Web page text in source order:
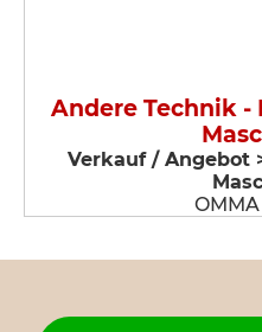
Andere Technik -
Verkauf / Angebot